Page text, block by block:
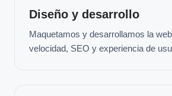
Diseño y desarrollo
Maquetamos y desarrollamos la
velocidad, SEO y experiencia de